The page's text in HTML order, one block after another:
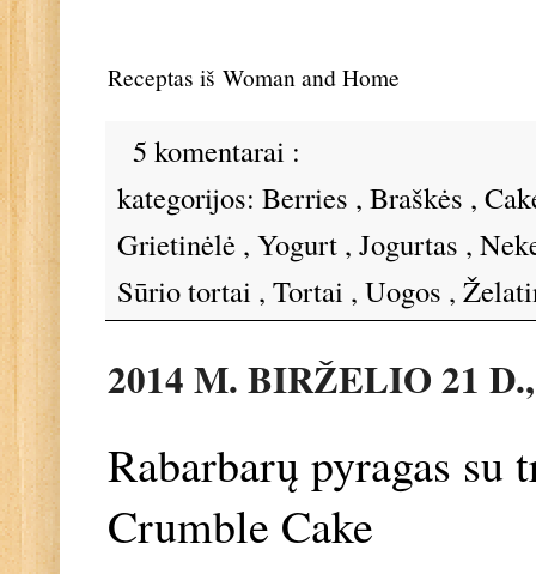
Receptas iš Woman and Home
5 komentarai :
kategorijos: Berries , Braškės ,
Grietinėlė , Yogurt , Jogurtas ,
Sūrio tortai , Tortai , Uogos ,
2014 M. BIRŽELIO 21
Rabarbarų pyragas
Crumble Cake